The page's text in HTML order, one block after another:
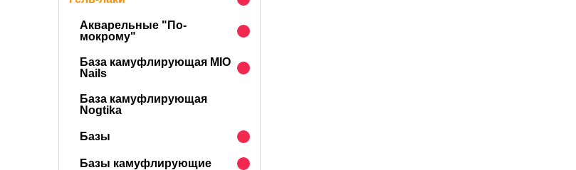
Акварельные "По-
мокрому"
База камуфлирующая MIO
Nails
База камуфлирующая
Nogtika
Базы
Базы камуфлирующие